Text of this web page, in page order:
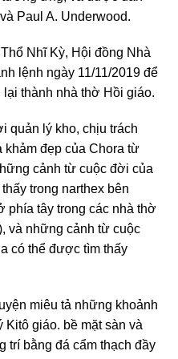
Paul A. Underwood.
Nhĩ Kỳ, Hội đồng Nhà
lệnh ngày 11/11/2019 để
thành nhà thờ Hồi giáo.
quản lý kho, chịu trách
đẹp của Chora từ
cảnh từ cuộc đời của
trong narthex bên
phía tây trong các nhà thờ
và những cảnh từ cuộc
có thể được tìm thấy
miêu tả những khoảnh
Kitô giáo. bề mặt sàn và
trí bằng đá cẩm thạch đầy